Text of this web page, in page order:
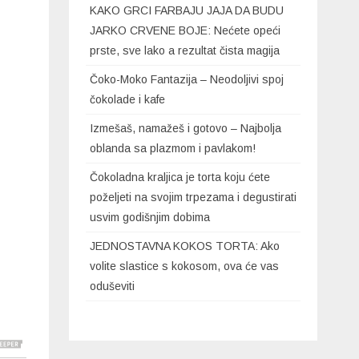
KAKO GRCI FARBAJU JAJA DA BUDU
JARKO CRVENE BOJE: Nećete opeći
prste, sve lako a rezultat čista magija
Čoko-Moko Fantazija – Neodoljivi spoj
čokolade i kafe
Izmešaš, namažeš i gotovo – Najbolja
oblanda sa plazmom i pavlakom!
Čokoladna kraljica je torta koju ćete
poželjeti na svojim trpezama i degustirati
usvim godišnjim dobima
JEDNOSTAVNA KOKOS TORTA: Ako
volite slastice s kokosom, ova će vas
oduševiti